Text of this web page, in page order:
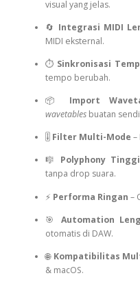
visual yang jelas.
🔄 Integrasi MIDI
MIDI eksternal.
⏱️ Sinkronisasi
tempo berubah.
📦 Import
wavetablesbuatan
🎚️ Filter Multi-Mode –
🎼 Polyphony Tinggi
tanpa drop suara.
⚡ Performa Ringan –
🎯 Automation
otomatis di DAW.
🌐 Kompatibilitas
& macOS.